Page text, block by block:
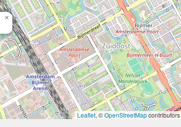
×
Leaflet, ©OpenStreetMapcontributors